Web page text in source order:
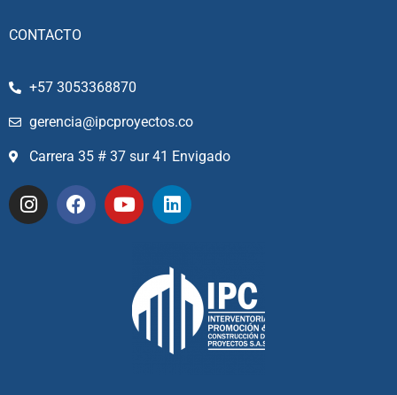
CONTACTO
+57 3053368870
gerencia@ipcproyectos.co
Carrera 35 # 37 sur 41 Envigado